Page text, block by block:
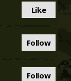
Like
Follow
Follow